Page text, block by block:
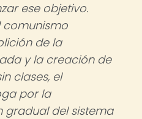
ese objetivo.
comunismo
de la
y la creación de
clases, el
por la
gradual del sistema